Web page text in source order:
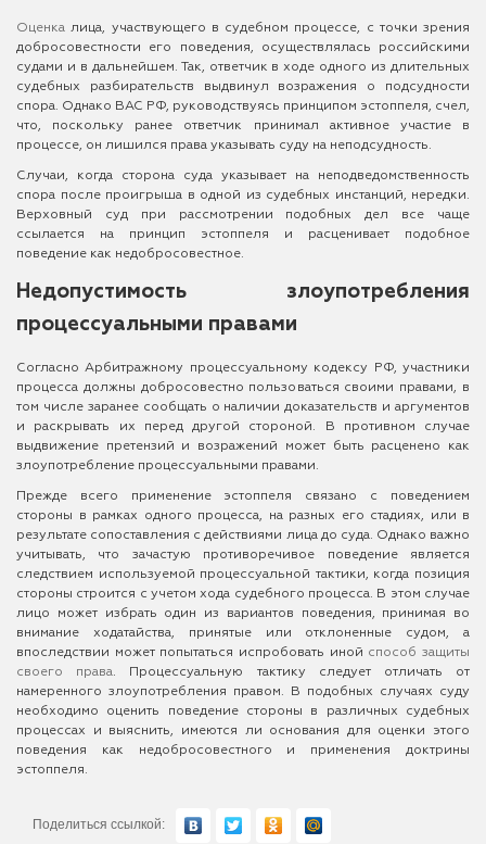
Оценка лица, участвующего в судебном процессе, с точки зрения
добросовестности его поведения, осуществлялась российскими
судами и в дальнейшем. Так, ответчик в ходе одного из длительных
судебных разбирательств выдвинул возражения о подсудности
спора. Однако ВАС РФ, руководствуясь принципом эстоппеля, счел,
что, поскольку ранее ответчик принимал активное участие в
процессе, он лишился права указывать суду на неподсудность.
Случаи, когда сторона суда указывает на неподведомственность
спора после проигрыша в одной из судебных инстанций, нередки.
Верховный суд при рассмотрении подобных дел все чаще
ссылается на принцип эстоппеля и расценивает подобное
поведение как недобросовестное.
Недопустимость злоупотребления
процессуальными правами
Согласно Арбитражному процессуальному кодексу РФ, участники
процесса должны добросовестно пользоваться своими правами, в
том числе заранее сообщать о наличии доказательств и аргументов
и раскрывать их перед другой стороной. В противном случае
выдвижение претензий и возражений может быть расценено как
злоупотребление процессуальными правами.
Прежде всего применение эстоппеля связано с поведением
стороны в рамках одного процесса, на разных его стадиях, или в
результате сопоставления с действиями лица до суда. Однако важно
учитывать, что зачастую противоречивое поведение является
следствием используемой процессуальной тактики, когда позиция
стороны строится с учетом хода судебного процесса. В этом случае
лицо может избрать один из вариантов поведения, принимая во
внимание ходатайства, принятые или отклоненные судом, а
впоследствии может попытаться испробовать иной способ защиты
своего права. Процессуальную тактику следует отличать от
намеренного злоупотребления правом. В подобных случаях суду
необходимо оценить поведение стороны в различных судебных
процессах и выяснить, имеются ли основания для оценки этого
поведения как недобросовестного и применения доктрины
эстоппеля.
Поделиться ссылкой: